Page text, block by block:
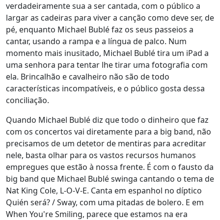
verdadeiramente sua a ser cantada, com o público a
largar as cadeiras para viver a canção como deve ser, de
pé, enquanto Michael Bublé faz os seus passeios a
cantar, usando a rampa e a língua de palco. Num
momento mais inusitado, Michael Bublé tira um iPad a
uma senhora para tentar lhe tirar uma fotografia com
ela. Brincalhão e cavalheiro não são de todo
características incompatíveis, e o público gosta dessa
conciliação.
Quando Michael Bublé diz que todo o dinheiro que faz
com os concertos vai diretamente para a big band, não
precisamos de um detetor de mentiras para acreditar
nele, basta olhar para os vastos recursos humanos
empregues que estão à nossa frente. É com o fausto da
big band que Michael Bublé swinga cantando o tema de
Nat King Cole, L-O-V-E. Canta em espanhol no díptico
Quién será? / Sway, com uma pitadas de bolero. E em
When You're Smiling, parece que estamos na era